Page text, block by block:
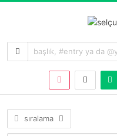
sıralama